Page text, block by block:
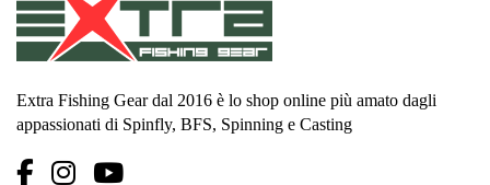
Extra Fishing Gear dal 2016 è lo shop online più amato dagli
appassionati di Spinfly, BFS, Spinning e Casting